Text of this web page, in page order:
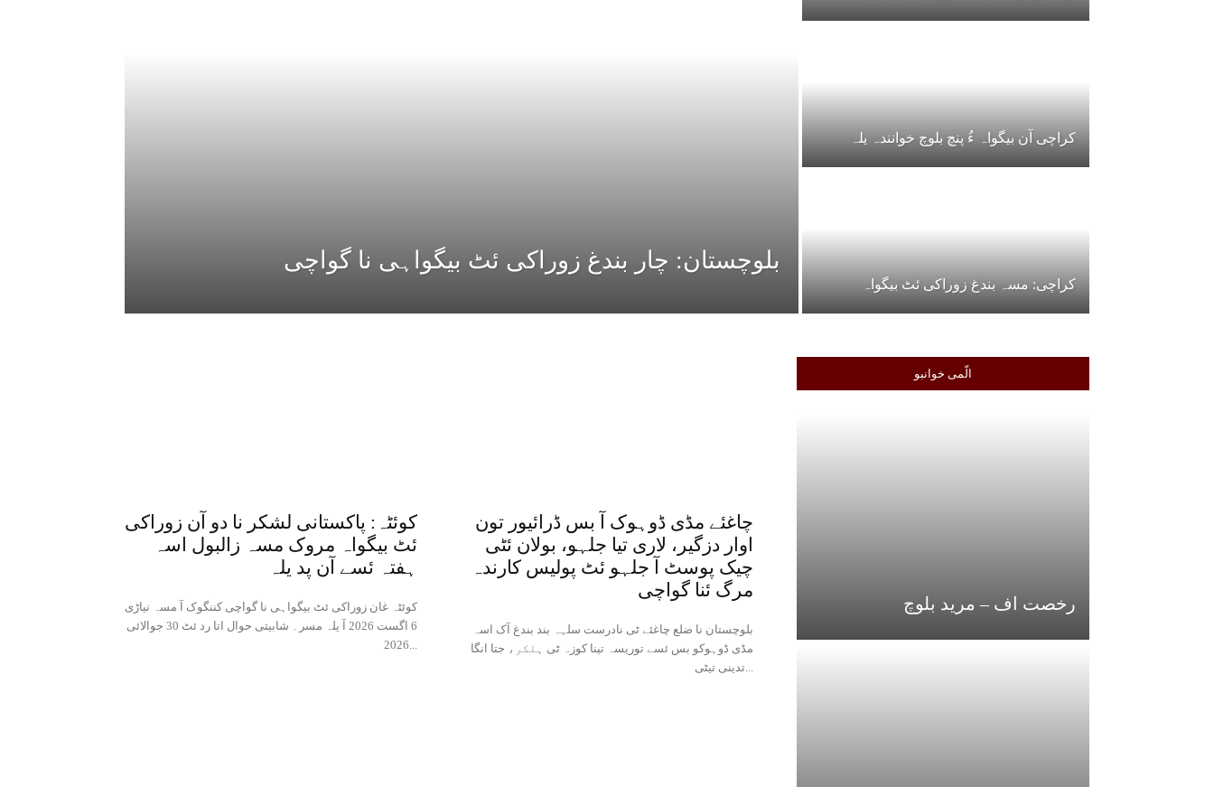
بلوچستان: چار بندغ زوراکی ئٹ بیگواہی نا گواچی
کراچی آن بیگواہ ءُ پنچ بلوچ خوانندہ یلہ
کراچی: مسہ بندغ زوراکی ئٹ بیگواہ
کوئٹہ: پاکستانی لشکر نا دو آن زوراکی
ئٹ بیگواہ مروک مسہ زالبول اسہ
ہفتہ ئسے آن پد یلہ
کوئٹہ غان زوراکی ئٹ بیگواہی نا گواچی کننگوک آ مسہ نیاڑی
6 اگست 2026 آ یلہ مسر۔ شابیتی حوال اتا رد ئٹ 30 جوالائی
2026...
چاغئے مڈی ڈوہوک آ بس ڈرائیور تون
اوار دزگیر، لاری تیا جلہو، بولان ئٹی
چیک پوسٹ آ جلہو ئٹ پولیس کارندہ
مرگ ئنا گواچی
بلوچستان نا ضلع چاغئے ٹی نادرست سلہہ بند بندغ آک اسہ
مڈی ڈوہوکو بس ئسے توریسہ تینا کوزہ ٹی ہلکر، جتا انگا
تدینی تیٹی...
الّمی خوانبو
رخصت اف – مرید بلوچ